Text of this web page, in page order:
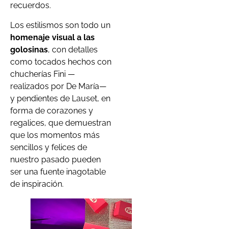
recuerdos.
Los estilismos son todo un
homenaje visual a las
golosinas, con detalles
como tocados hechos con
chucherías Fini —
realizados por De María—
y pendientes de Lauset, en
forma de corazones y
regalices, que demuestran
que los momentos más
sencillos y felices de
nuestro pasado pueden
ser una fuente inagotable
de inspiración.